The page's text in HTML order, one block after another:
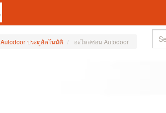
Autodoor ประตูอัตโนมัติ อะไหล่ซ่อม Autodoor